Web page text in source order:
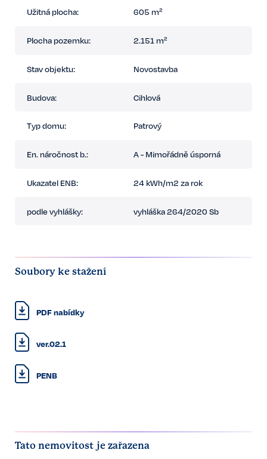
Užitná plocha: 605 m²
Plocha pozemku: 2.151 m²
Stav objektu: Novostavba
Budova: Cihlová
Typ domu: Patrový
En. náročnost b.: A - Mimořádně úsporná
Ukazatel ENB: 24 kWh/m2 za rok
podle vyhlášky: vyhláška 264/2020 Sb
Soubory ke stažení
PDF nabídky
ver.02.1
PENB
Tato nemovitost je zařazena